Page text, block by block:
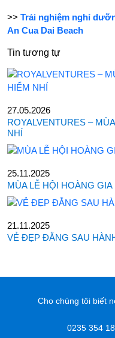
>> Trải nghiệm nghỉ
An Cua Dai Beach
Tin tương tự
27.05.2026
ROYALVENTURES –
NHÍ
25.11.2025
MÙA LỄ HỘI HOÀNG GIA
21.11.2025
VẺ ĐẸP ĐẰNG SAU
Cho chúng tôi biết
0235 354